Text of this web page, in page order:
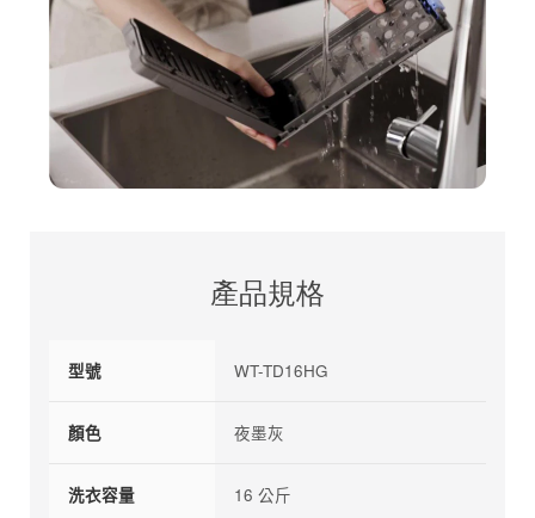
產品規格
型號 WT-TD16HG
顏色 夜墨灰
洗衣容量 16 公斤